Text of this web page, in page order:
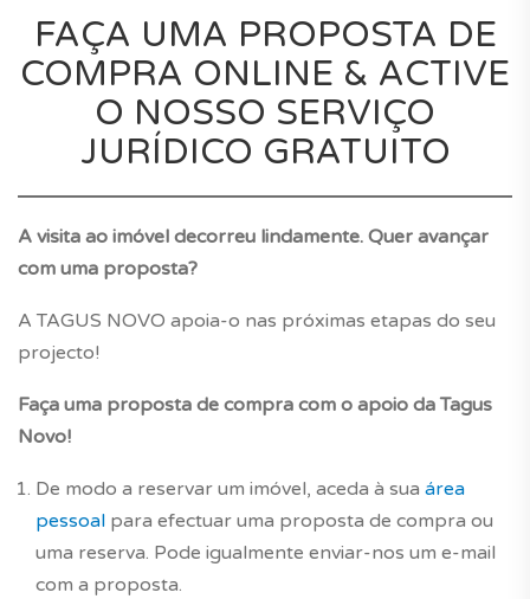
FAÇA UMA PROPOSTA DE
COMPRA ONLINE & ACTIVE
O NOSSO SERVIÇO
JURÍDICO GRATUITO
A visita ao imóvel decorreu lindamente. Quer avançar
com uma proposta?
A TAGUS NOVO apoia-o nas próximas etapas do seu
projecto!
Faça uma proposta de compra com o apoio da Tagus
Novo!
De modo a reservar um imóvel, aceda à sua área
pessoal para efectuar uma proposta de compra ou
uma reserva. Pode igualmente enviar-nos um e-mail
com a proposta.